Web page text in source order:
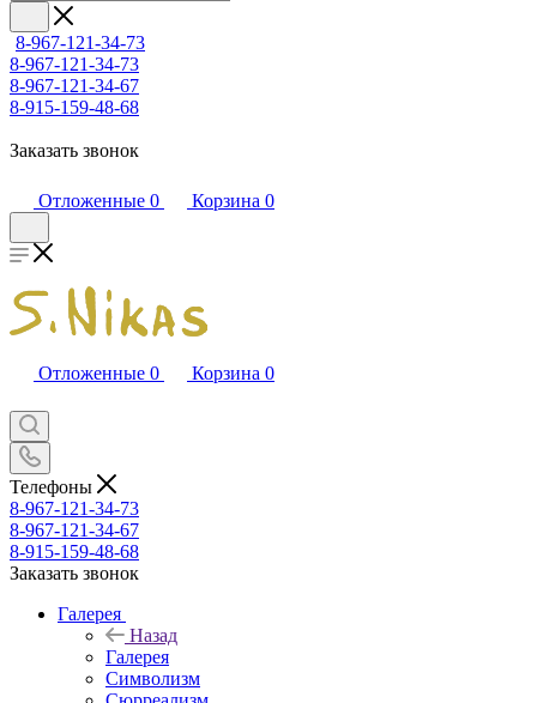
8-967-121-34-73
8-967-121-34-73
8-967-121-34-67
8-915-159-48-68
Заказать звонок
Отложенные 0 Корзина 0
Отложенные 0 Корзина 0
Телефоны
8-967-121-34-73
8-967-121-34-67
8-915-159-48-68
Заказать звонок
Галерея
Назад
Галерея
Символизм